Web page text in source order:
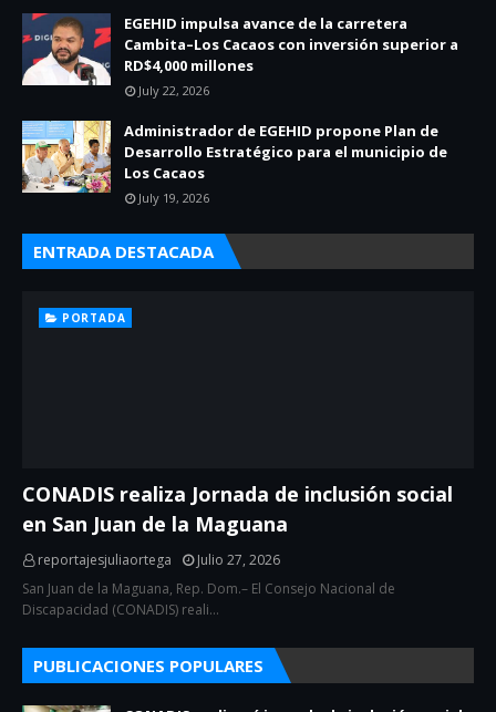
EGEHID impulsa avance de la carretera
Cambita–Los Cacaos con inversión superior a
RD$4,000 millones
July 22, 2026
Administrador de EGEHID propone Plan de
Desarrollo Estratégico para el municipio de
Los Cacaos
July 19, 2026
ENTRADA DESTACADA
PORTADA
CONADIS realiza Jornada de inclusión social
en San Juan de la Maguana
reportajesjuliaortega
Julio 27, 2026
San Juan de la Maguana, Rep. Dom.– El Consejo Nacional de
Discapacidad (CONADIS) reali…
PUBLICACIONES POPULARES